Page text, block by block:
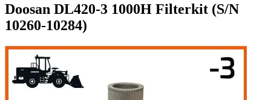
Doosan DL420-3 1000H Filterkit (S/N
10260-10284)